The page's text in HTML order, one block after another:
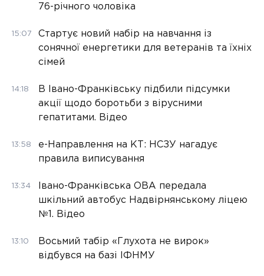
76-річного чоловіка
15:07
Стартує новий набір на навчання із
сонячної енергетики для ветеранів та їхніх
сімей
14:18
В Івано-Франківську підбили підсумки
акції щодо боротьби з вірусними
гепатитами. Відео
13:58
е-Направлення на КТ: НСЗУ нагадує
правила виписування
13:34
Івано-Франківська ОВА передала
шкільний автобус Надвірнянському ліцею
№1. Відео
13:10
Восьмий табір «Глухота не вирок»
відбувся на базі ІФНМУ